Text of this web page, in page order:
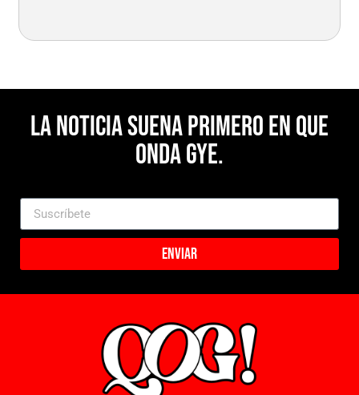
La noticia suena primero en Que
Onda Gye.
Enviar